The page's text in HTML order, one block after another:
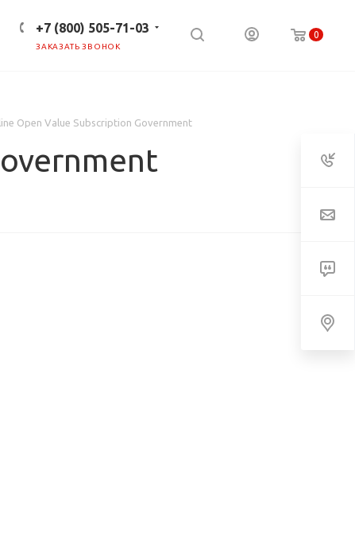
0
+7 (800) 505-71-03
ЗАКАЗАТЬ ЗВОНОК
Open Value Subscription Government